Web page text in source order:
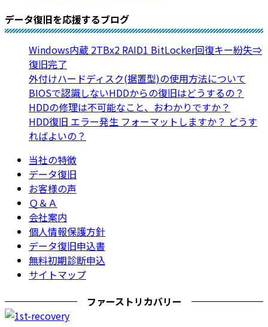
データ復旧を応援するブログ
Windows内蔵 2TBx2 RAID1 BitLocker回復キー紛失⇒
復旧完了
外付けハードディスク(据置型)の使用方法について
BIOSで認識しないHDDからの復旧はどうするの？
HDDの修理は不可能なこと、おわかりですか？
HDD復旧 エラー発生 フォーマットしますか？ どうす
ればよいの？
当社の特徴
データ復旧
お客様の声
Ｑ＆Ａ
会社案内
個人情報保護方針
データ復旧申込書
無料初期診断申込
サイトマップ
ファーストリカバリー